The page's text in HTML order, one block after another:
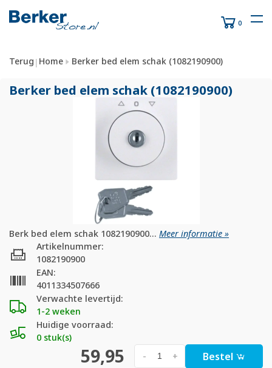
0
Terug | Home Berker bed elem schak (1082190900)
Berker bed elem schak (1082190900)
Berk bed elem schak 1082190900... Meer informatie »
Verwachte levertijd:
1-2 weken
Huidige voorraad:
0 stuk(s)
Artikelnummer:
1082190900
EAN:
4011334507666
59,95 +
- Bestel